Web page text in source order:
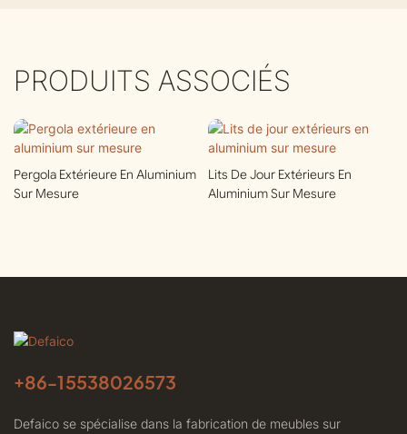
PRODUITS ASSOCIÉS
Pergola Extérieure En Aluminium
Sur Mesure
Lits De Jour Extérieurs En
Aluminium Sur Mesure
+86-15538026573
Defaico se spécialise dans la fabrication de meubles sur